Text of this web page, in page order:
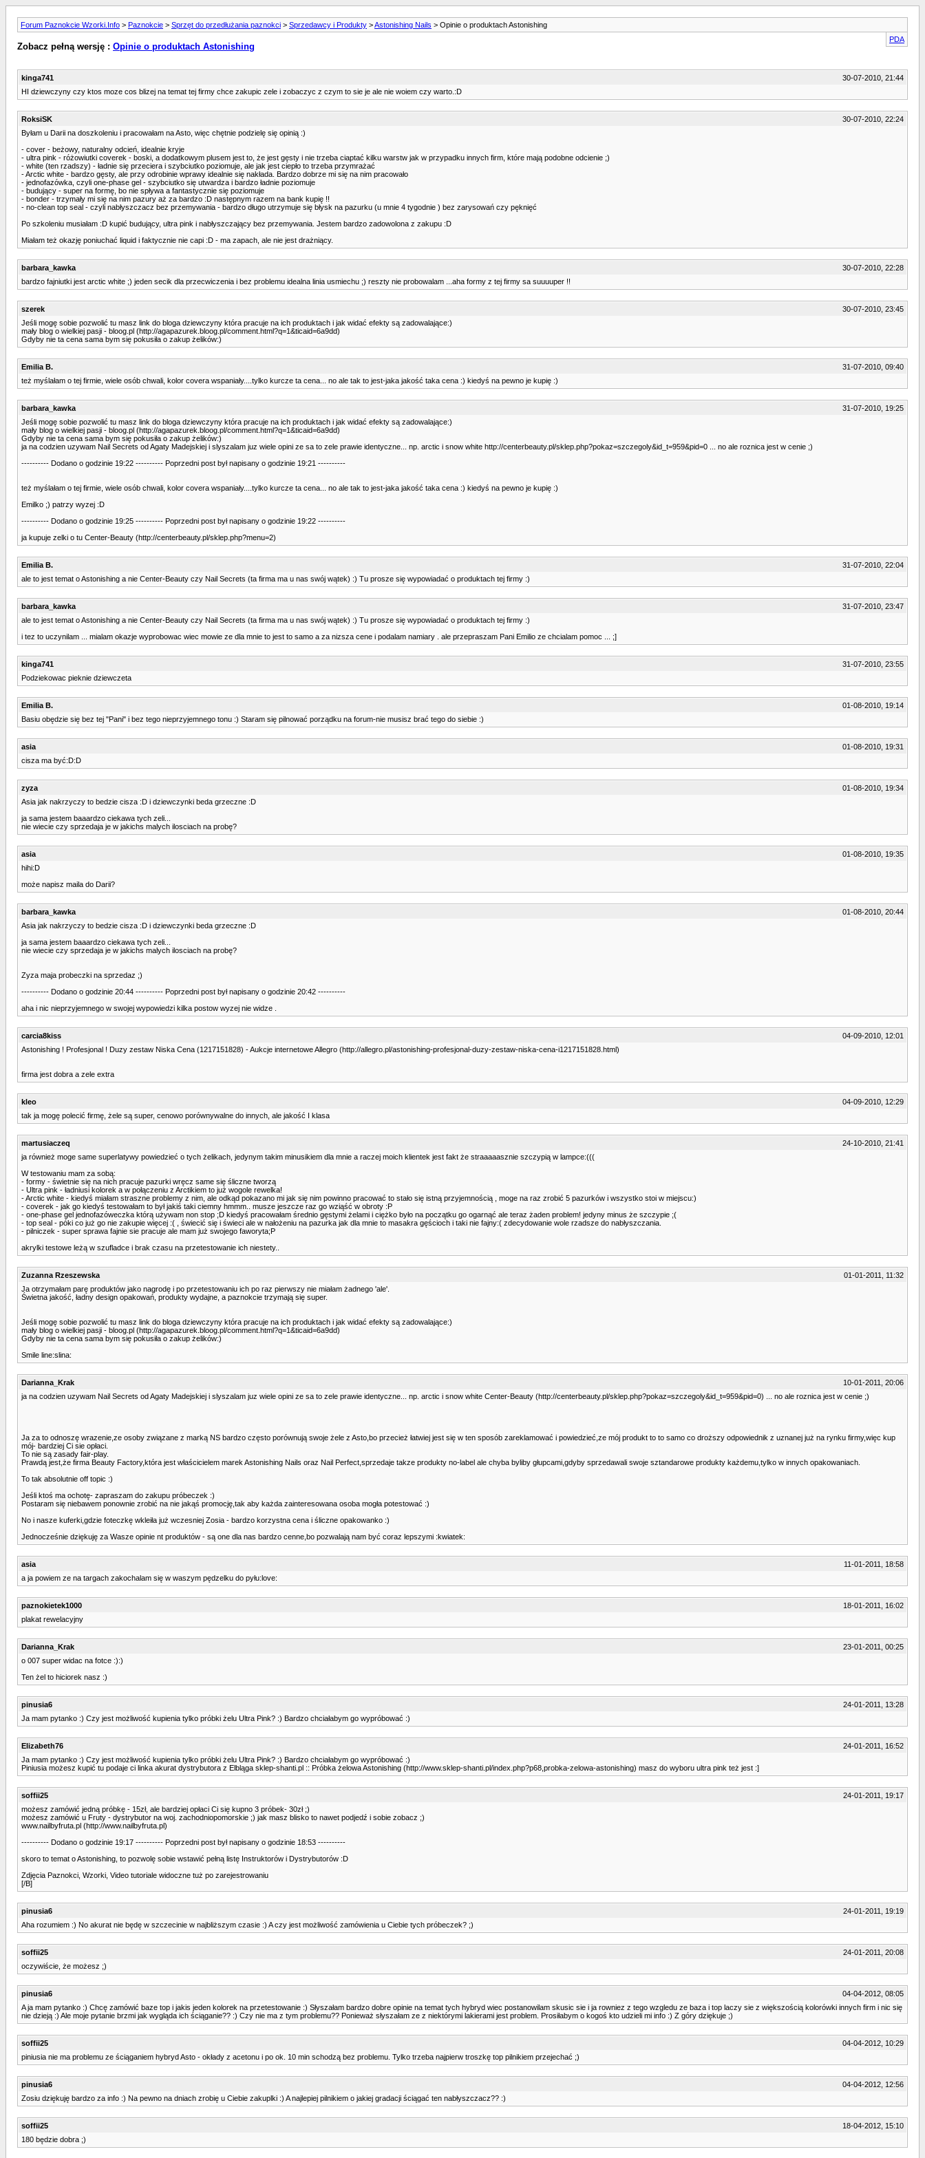
Forum Paznokcie Wzorki.Info > Paznokcie > Sprzęt do przedłużania paznokci > Sprzedawcy i Produkty >Astonishing Nails > Opinie o produktach Astonishing
PDA
Zobacz pełną wersję : Opinie o produktach Astonishing
kinga741
30-07-2010, 21:44
HI dziewczyny czy ktos moze cos blizej na temat tej firmy chce zakupic zele i zobaczyc z czym to sie je ale nie woiem czy warto.:D
RoksiSK
30-07-2010, 22:24
Byłam u Darii na doszkoleniu i pracowałam na Asto, więc chętnie podzielę się opinią :)
- cover - beżowy, naturalny odcień, idealnie kryje
- ultra pink - różowiutki coverek - boski, a dodatkowym plusem jest to, że jest gęsty i nie trzeba ciaptać kilku warstw jak w przypadku innych firm, które mają podobne odcienie ;)
- white (ten rzadszy) - ładnie się przeciera i szybciutko poziomuje, ale jak jest ciepło to trzeba przymrażać
- Arctic white - bardzo gęsty, ale przy odrobinie wprawy idealnie się nakłada. Bardzo dobrze mi się na nim pracowało
- jednofazówka, czyli one-phase gel - szybciutko się utwardza i bardzo ładnie poziomuje
- budujący - super na formę, bo nie spływa a fantastycznie się poziomuje
- bonder - trzymały mi się na nim pazury aż za bardzo :D następnym razem na bank kupię !!
- no-clean top seal - czyli nabłyszczacz bez przemywania - bardzo długo utrzymuje się błysk na pazurku (u mnie 4 tygodnie ) bez zarysowań czy pęknięć
Po szkoleniu musiałam :D kupić budujący, ultra pink i nabłyszczający bez przemywania. Jestem bardzo zadowolona z zakupu :D
Miałam też okazję poniuchać liquid i faktycznie nie capi :D - ma zapach, ale nie jest drażniący.
barbara_kawka
30-07-2010, 22:28
bardzo fajniutki jest arctic white ;) jeden secik dla przecwiczenia i bez problemu idealna linia usmiechu ;) reszty nie probowalam ...aha formy z tej firmy sa suuuuper !!
szerek
30-07-2010, 23:45
Jeśli mogę sobie pozwolić tu masz link do bloga dziewczyny która pracuje na ich produktach i jak widać efekty są zadowalające:)
mały blog o wielkiej pasji - bloog.pl (http://agapazurek.bloog.pl/comment.html?q=1&ticaid=6a9dd)
Gdyby nie ta cena sama bym się pokusiła o zakup żelików:)
Emilia B.
31-07-2010, 09:40
też myślałam o tej firmie, wiele osób chwali, kolor covera wspaniały....tylko kurcze ta cena... no ale tak to jest-jaka jakość taka cena :) kiedyś na pewno je kupię :)
barbara_kawka
31-07-2010, 19:25
Jeśli mogę sobie pozwolić tu masz link do bloga dziewczyny która pracuje na ich produktach i jak widać efekty są zadowalające:)
mały blog o wielkiej pasji - bloog.pl (http://agapazurek.bloog.pl/comment.html?q=1&ticaid=6a9dd)
Gdyby nie ta cena sama bym się pokusiła o zakup żelików:)
ja na codzien uzywam Nail Secrets od Agaty Madejskiej i slyszalam juz wiele opini ze sa to zele prawie identyczne... np. arctic i snow white http://centerbeauty.pl/sklep.php?pokaz=szczegoly&id_t=959&pid=0 ... no ale roznica jest w cenie ;)
---------- Dodano o godzinie 19:22 ---------- Poprzedni post był napisany o godzinie 19:21 ----------
też myślałam o tej firmie, wiele osób chwali, kolor covera wspaniały....tylko kurcze ta cena... no ale tak to jest-jaka jakość taka cena :) kiedyś na pewno je kupię :)
Emilko ;) patrzy wyzej :D
---------- Dodano o godzinie 19:25 ---------- Poprzedni post był napisany o godzinie 19:22 ----------
ja kupuje zelki o tu Center-Beauty (http://centerbeauty.pl/sklep.php?menu=2)
Emilia B.
31-07-2010, 22:04
ale to jest temat o Astonishing a nie Center-Beauty czy Nail Secrets (ta firma ma u nas swój wątek) :) Tu prosze się wypowiadać o produktach tej firmy :)
barbara_kawka
31-07-2010, 23:47
ale to jest temat o Astonishing a nie Center-Beauty czy Nail Secrets (ta firma ma u nas swój wątek) :) Tu prosze się wypowiadać o produktach tej firmy :)
i tez to uczynilam ... mialam okazje wyprobowac wiec mowie ze dla mnie to jest to samo a za nizsza cene i podalam namiary . ale przepraszam Pani Emilio ze chcialam pomoc ... ;]
kinga741
31-07-2010, 23:55
Podziekowac pieknie dziewczeta
Emilia B.
01-08-2010, 19:14
Basiu obędzie się bez tej "Pani" i bez tego nieprzyjemnego tonu :) Staram się pilnować porządku na forum-nie musisz brać tego do siebie :)
asia
01-08-2010, 19:31
cisza ma być:D:D
zyza
01-08-2010, 19:34
Asia jak nakrzyczy to bedzie cisza :D i dziewczynki beda grzeczne :D
ja sama jestem baaardzo ciekawa tych zeli...
nie wiecie czy sprzedaja je w jakichs malych ilosciach na probę?
asia
01-08-2010, 19:35
hihi:D
może napisz maila do Darii?
barbara_kawka
01-08-2010, 20:44
Asia jak nakrzyczy to bedzie cisza :D i dziewczynki beda grzeczne :D
ja sama jestem baaardzo ciekawa tych zeli...
nie wiecie czy sprzedaja je w jakichs malych ilosciach na probę?
Zyza maja probeczki na sprzedaz ;)
---------- Dodano o godzinie 20:44 ---------- Poprzedni post był napisany o godzinie 20:42 ----------
aha i nic nieprzyjemnego w swojej wypowiedzi kilka postow wyzej nie widze .
carcia8kiss
04-09-2010, 12:01
Astonishing ! Profesjonal ! Duzy zestaw Niska Cena (1217151828) - Aukcje internetowe Allegro (http://allegro.pl/astonishing-profesjonal-duzy-zestaw-niska-cena-i1217151828.html)
firma jest dobra a zele extra
kleo
04-09-2010, 12:29
tak ja mogę polecić firmę, żele są super, cenowo porównywalne do innych, ale jakość I klasa
martusiaczeq
24-10-2010, 21:41
ja również moge same superlatywy powiedzieć o tych żelikach, jedynym takim minusikiem dla mnie a raczej moich klientek jest fakt że straaaaasznie szczypią w lampce:(((
W testowaniu mam za sobą:
- formy - świetnie się na nich pracuje pazurki wręcz same się śliczne tworzą
- Ultra pink - ładniusi kolorek a w połączeniu z Arctikiem to już wogole rewelka!
- Arctic white - kiedyś miałam straszne problemy z nim, ale odkąd pokazano mi jak się nim powinno pracować to stało się istną przyjemnością , moge na raz zrobić 5 pazurków i wszystko stoi w miejscu:)
- coverek - jak go kiedyś testowałam to był jakiś taki ciemny hmmm.. musze jeszcze raz go wziąść w obroty :P
- one-phase gel jednofazóweczka którą używam non stop ;D kiedyś pracowałam średnio gęstymi żelami i ciężko było na początku go ogarnąć ale teraz żaden problem! jedyny minus że szczypie ;(
- top seal - póki co już go nie zakupie więcej :( , świecić się i świeci ale w nałożeniu na pazurka jak dla mnie to masakra gęścioch i taki nie fajny:( zdecydowanie wole rzadsze do nabłyszczania.
- pilniczek - super sprawa fajnie sie pracuje ale mam już swojego faworyta;P
akrylki testowe leżą w szufladce i brak czasu na przetestowanie ich niestety..
Zuzanna Rzeszewska
01-01-2011, 11:32
Ja otrzymałam parę produktów jako nagrodę i po przetestowaniu ich po raz pierwszy nie miałam żadnego 'ale'.
Świetna jakość, ładny design opakowań, produkty wydajne, a paznokcie trzymają się super.
Jeśli mogę sobie pozwolić tu masz link do bloga dziewczyny która pracuje na ich produktach i jak widać efekty są zadowalające:)
mały blog o wielkiej pasji - bloog.pl (http://agapazurek.bloog.pl/comment.html?q=1&ticaid=6a9dd)
Gdyby nie ta cena sama bym się pokusiła o zakup żelików:)
Smile line:slina:
Darianna_Krak
10-01-2011, 20:06
ja na codzien uzywam Nail Secrets od Agaty Madejskiej i slyszalam juz wiele opini ze sa to zele prawie identyczne... np. arctic i snow white Center-Beauty (http://centerbeauty.pl/sklep.php?pokaz=szczegoly&id_t=959&pid=0) ... no ale roznica jest w cenie ;)
Ja za to odnoszę wrazenie,ze osoby związane z marką NS bardzo często porównują swoje żele z Asto,bo przecież łatwiej jest się w ten sposób zareklamować i powiedzieć,ze mój produkt to to samo co droższy odpowiednik z uznanej już na rynku firmy,więc kup
mój- bardziej Ci sie opłaci.
To nie są zasady fair-play.
Prawdą jest,że firma Beauty Factory,która jest właścicielem marek Astonishing Nails oraz Nail Perfect,sprzedaje takze produkty no-label ale chyba byliby głupcami,gdyby sprzedawali swoje sztandarowe produkty każdemu,tylko w innych opakowaniach.
To tak absolutnie off topic :)
Jeśli ktoś ma ochotę- zapraszam do zakupu próbeczek :)
Postaram się niebawem ponownie zrobić na nie jakąś promocję,tak aby każda zainteresowana osoba mogła potestować :)
No i nasze kuferki,gdzie foteczkę wkleiła już wczesniej Zosia - bardzo korzystna cena i śliczne opakowanko :)
Jednocześnie dziękuję za Wasze opinie nt produktów - są one dla nas bardzo cenne,bo pozwalają nam być coraz lepszymi :kwiatek:
asia
11-01-2011, 18:58
a ja powiem ze na targach zakochalam się w waszym pędzelku do pyłu:love:
paznokietek1000
18-01-2011, 16:02
plakat rewelacyjny
Darianna_Krak
23-01-2011, 00:25
o 007 super widac na fotce :):)
Ten żel to hiciorek nasz :)
pinusia6
24-01-2011, 13:28
Ja mam pytanko :) Czy jest możliwość kupienia tylko próbki żelu Ultra Pink? :) Bardzo chciałabym go wypróbować :)
Elizabeth76
24-01-2011, 16:52
Ja mam pytanko :) Czy jest możliwość kupienia tylko próbki żelu Ultra Pink? :) Bardzo chciałabym go wypróbować :)
Piniusia możesz kupić tu podaje ci linka akurat dystrybutora z Elbląga sklep-shanti.pl :: Próbka żelowa Astonishing (http://www.sklep-shanti.pl/index.php?p68,probka-zelowa-astonishing) masz do wyboru ultra pink też jest :]
soffii25
24-01-2011, 19:17
możesz zamówić jedną próbkę - 15zł, ale bardziej opłaci Ci się kupno 3 próbek- 30zł ;)
możesz zamówić u Fruty - dystrybutor na woj. zachodniopomorskie ;) jak masz blisko to nawet podjedź i sobie zobacz ;)
www.nailbyfruta.pl (http://www.nailbyfruta.pl)
---------- Dodano o godzinie 19:17 ---------- Poprzedni post był napisany o godzinie 18:53 ----------
skoro to temat o Astonishing, to pozwolę sobie wstawić pełną listę Instruktorów i Dystrybutorów :D
Zdjęcia Paznokci, Wzorki, Video tutoriale widoczne tuż po zarejestrowaniu
[/B]
pinusia6
24-01-2011, 19:19
Aha rozumiem :) No akurat nie będę w szczecinie w najbliższym czasie :) A czy jest możliwość zamówienia u Ciebie tych próbeczek? ;)
soffii25
24-01-2011, 20:08
oczywiście, że możesz ;)
pinusia6
04-04-2012, 08:05
A ja mam pytanko :) Chcę zamówić baze top i jakis jeden kolorek na przetestowanie :) Słyszałam bardzo dobre opinie na temat tych hybryd wiec postanowilam skusic sie i ja rowniez z tego wzgledu ze baza i top laczy sie z większością kolorówki innych firm i nic się
nie dzieją :) Ale moje pytanie brzmi jak wygląda ich ściąganie?? :) Czy nie ma z tym problemu?? Ponieważ słyszałam ze z niektórymi lakierami jest problem. Prosiłabym o kogoś kto udzieli mi info :) Z góry dziękuje ;)
soffii25
04-04-2012, 10:29
piniusia nie ma problemu ze ściąganiem hybryd Asto - okłady z acetonu i po ok. 10 min schodzą bez problemu. Tylko trzeba najpierw troszkę top pilnikiem przejechać ;)
pinusia6
04-04-2012, 12:56
Zosiu dziękuję bardzo za info :) Na pewno na dniach zrobię u Ciebie zakuplki :) A najlepiej pilnikiem o jakiej gradacji ściągać ten nabłyszczacz?? :)
soffii25
18-04-2012, 15:10
180 będzie dobra ;)